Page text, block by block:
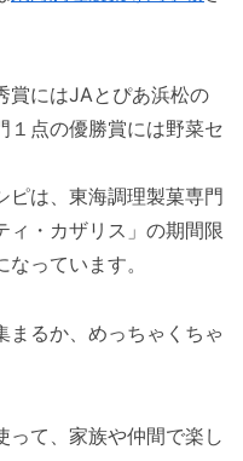
賞にはJAとぴあ浜松の
１点の優勝賞には野菜セ
ピは、東海調理製菓専門
ィ・カザリス」の期間限
っています。
まるか、めっちゃくちゃ
って、家族や仲間で楽し